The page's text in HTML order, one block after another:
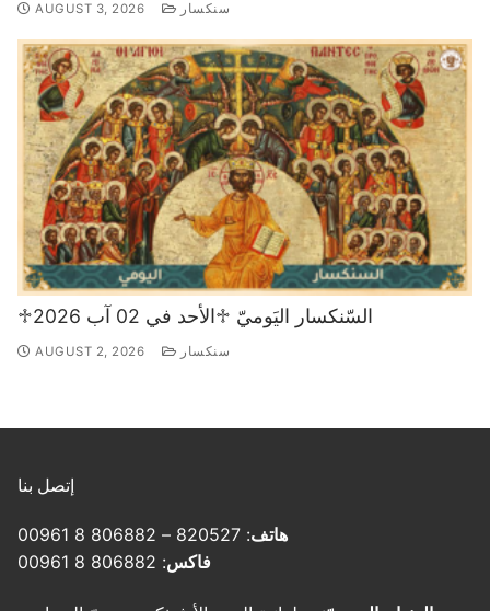
AUGUST 3, 2026 سنكسار
♱السّنكسار اليَوميّ ♱الأحد في 02 آب 2026
AUGUST 2, 2026 سنكسار
إتصل بنا
هاتف: 820527 – 806882 8 00961
فاكس: 806882 8 00961